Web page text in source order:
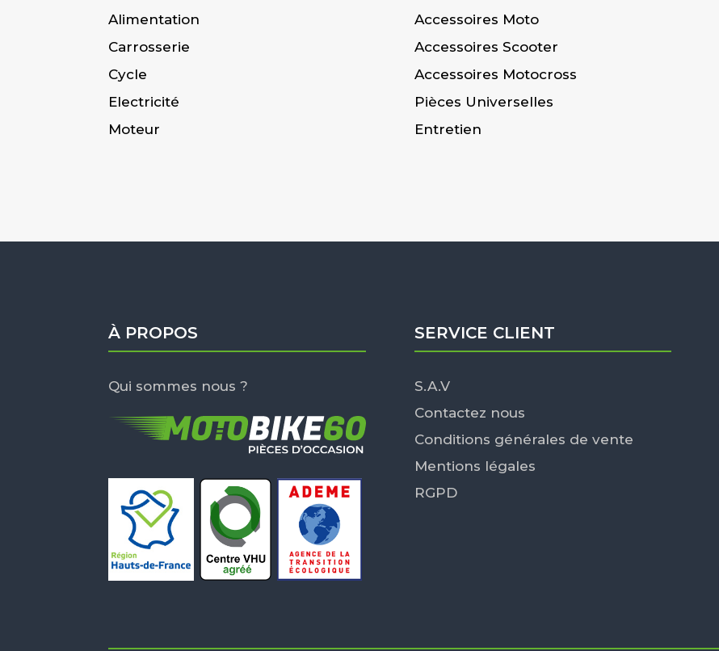
Alimentation
Carrosserie
Cycle
Electricité
Moteur
Accessoires Moto
Accessoires Scooter
Accessoires Motocross
Pièces Universelles
Entretien
À PROPOS
Qui sommes nous ?
SERVICE CLIENT
S.A.V
Contactez nous
Conditions générales de vente
Mentions légales
RGPD